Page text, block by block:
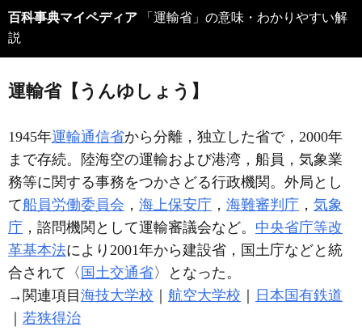
百科事典マイペディア 「運輸省」の意味・わかりやすい解
説
運輸省【うんゆしょう】
1945年運輸通信省から分離，独立した省で，2000年
まで存続。陸海空の運輸および港湾，船員，気象業
務等に関する事務をつかさどる行政機関。外局とし
て船員労働委員会 ， 海上保安庁 ， 海難審判庁 ， 気象
庁 ，諮問機関として運輸審議会など。 中央省庁等改
革基本法により2001年から建設省，国土庁などと統
合されて〈 国土交通省〉となった。
→関連項目 海技大学校 航空大学校
日本国有鉄道
若狭得治